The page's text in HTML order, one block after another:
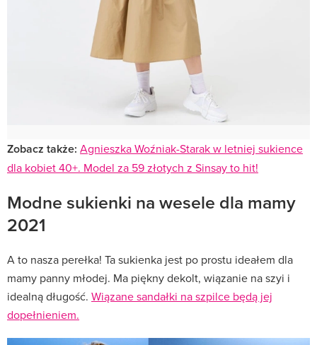
Zobacz także: Agnieszka Woźniak-Starak w letniej sukience
dla kobiet 40+. Model za 59 złotych z Sinsay to hit!
Modne sukienki na wesele dla mamy
2021
A to nasza perełka! Ta sukienka jest po prostu ideałem dla
mamy panny młodej. Ma piękny dekolt, wiązanie na szyi i
idealną długość. Wiązane sandałki na szpilce będą jej
dopełnieniem.